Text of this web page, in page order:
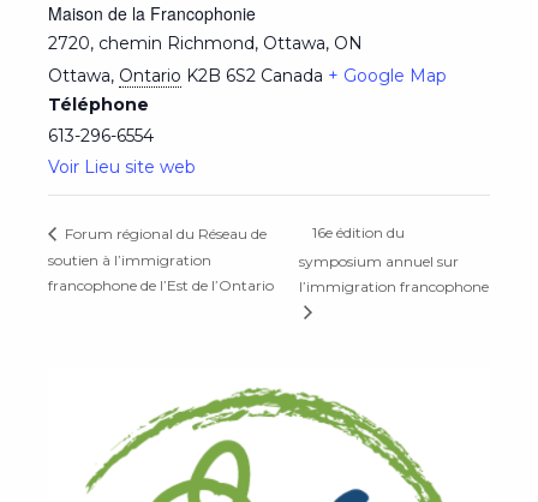
Maison de la Francophonie
2720, chemin Richmond, Ottawa, ON
Ottawa, Ontario K2B 6S2 Canada + Google Map
Téléphone
613-296-6554
Voir Lieu site web
Forum régional du Réseau de
soutien à l’immigration
francophone de l’Est de l’Ontario
16e édition du
symposium annuel sur
l’immigration francophone